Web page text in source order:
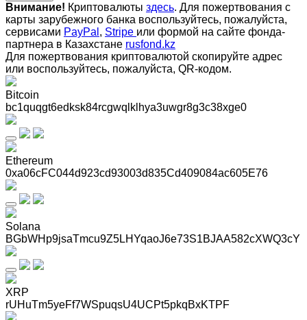
Внимание! Криптовалюты здесь. Для пожертвования с
карты зарубежного банка воспользуйтесь, пожалуйста,
сервисами PayPal , Stripe или формой на сайте фонда-
партнера в Казахстане rusfond.kz
Для пожертвования криптовалютой скопируйте адрес
или воспользуйтесь, пожалуйста, QR-кодом.
Bitcoin
bc1quqgt6edksk84rcgwqlklhya3uwgr8g3c38xge0
Ethereum
0xa06cFC044d923cd93003d835Cd409084ac605E76
Solana
BGbWHp9jsaTmcu9Z5LHYqaoJ6e73S1BJAA582cXWQ3cY
XRP
rUHuTm5yeFf7WSpuqsU4UCPt5pkqBxKTPF